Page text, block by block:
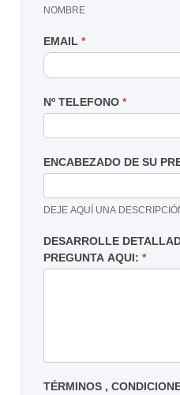
NOMBRE
EMAIL *
Nº TELEFONO *
ENCABEZADO DE SU
DEJE AQUÍ UNA
DESARROLLE
PREGUNTA AQUI: *
TÉRMINOS ,